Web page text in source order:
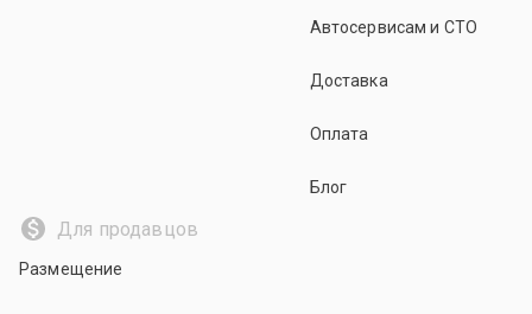
Автосервисам и СТО
Доставка
Оплата
Блог
Для продавцов
Размещение